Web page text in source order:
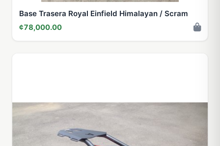
Base Trasera Royal Einfield Himalayan / Scram
¢78,000.00